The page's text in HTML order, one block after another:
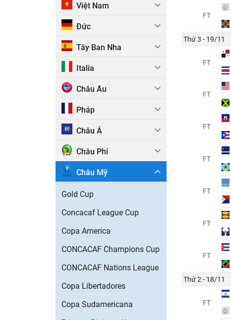
Việt Nam
Đức
Tây Ban Nha
Italia
Châu Âu
Pháp
Châu Á
Châu Phi
Châu Mỹ
Gold Cup
Concacaf League Cup
Copa America
CONCACAF Champions Cup
CONCACAF Nations League
Copa Libertadores
Copa Sudamericana
FT
Thứ 3 - 19/11
FT
FT
FT
FT
FT
FT
FT
Thứ 2 - 18/11
FT